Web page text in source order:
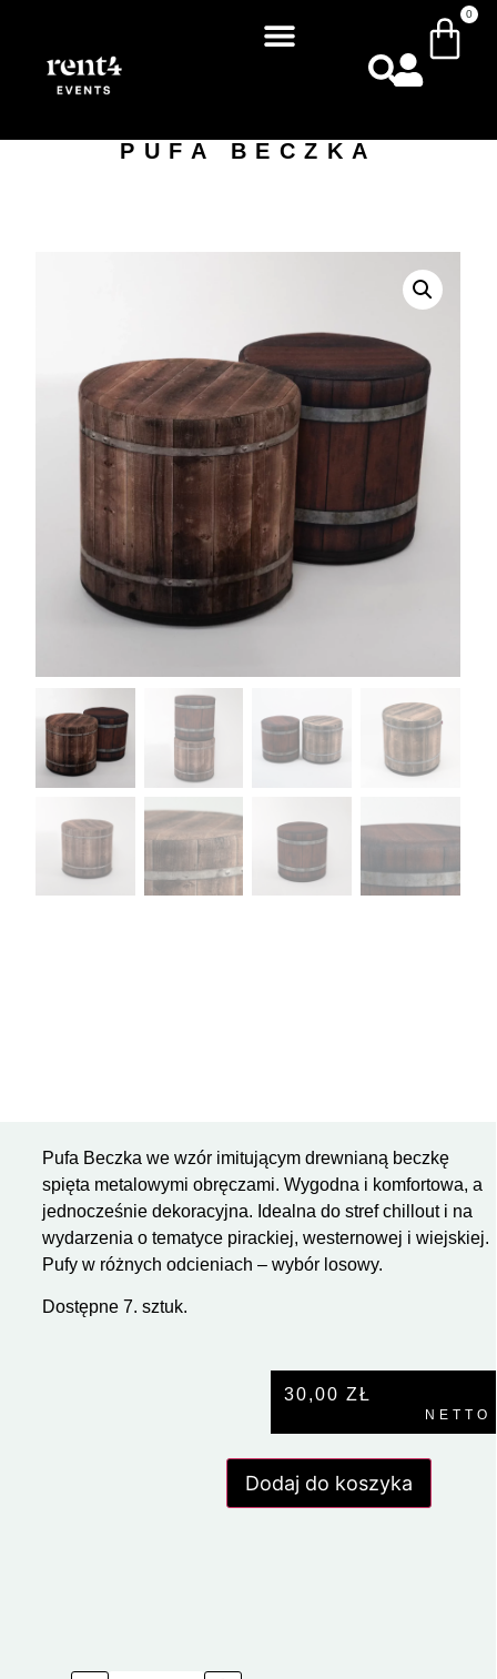
0
PUFA BECZKA
Pufa Beczka we wzór imitującym drewnianą beczkę
spięta metalowymi obręczami. Wygodna i komfortowa, a
jednocześnie dekoracyjna. Idealna do stref chillout i na
wydarzenia o tematyce pirackiej, westernowej i wiejskiej.
Pufy w różnych odcieniach – wybór losowy.
Dostępne 7. sztuk.
30,00 ZŁ
NETTO
Dodaj do koszyka